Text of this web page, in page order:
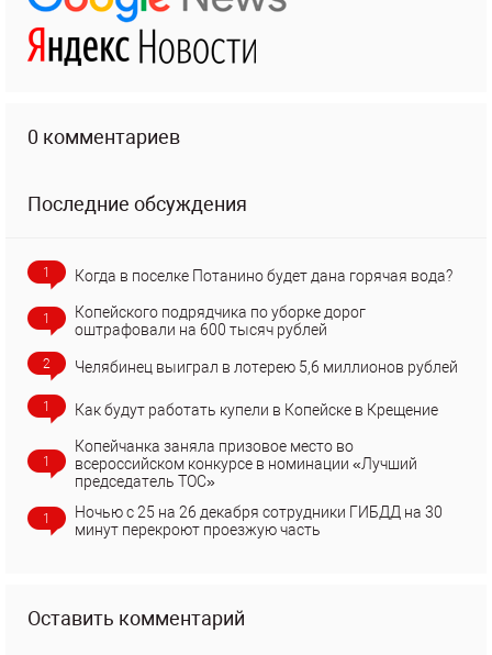
0 комментариев
Последние обсуждения
1 Когда в поселке Потанино будет дана горячая вода?
1
Копейского подрядчика по уборке дорог
оштрафовали на 600 тысяч рублей
2 Челябинец выиграл в лотерею 5,6 миллионов рублей
1 Как будут работать купели в Копейске в Крещение
1
Копейчанка заняла призовое место во
всероссийском конкурсе в номинации «Лучший
председатель ТОС»
1
Ночью с 25 на 26 декабря сотрудники ГИБДД на 30
минут перекроют проезжую часть
Оставить комментарий